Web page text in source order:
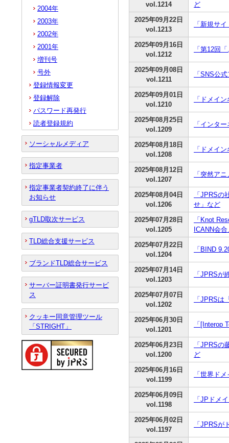
vol.1214
ど
2025年09月22日
vol.1213
「新規サ
2025年09月16日
vol.1212
「第12回
2025年09月08日
vol.1211
「SNS公
2025年09月01日
vol.1210
「ドメイ
2025年08月25日
vol.1209
「インタ
2025年08月18日
vol.1208
「ドメイ
2025年08月12日
vol.1207
「突然ア
2025年08月04日
vol.1206
「JPRS
せ」など
2025年07月28日
vol.1205
「Knot
ICANN会
2025年07月22日
vol.1204
「BIND
2025年07月14日
vol.1203
「JPRSが
2025年07月07日
vol.1202
「JPRSは
2025年06月30日
vol.1201
「[Interop
2025年06月23日
vol.1200
「JPRS
ど
2025年06月16日
vol.1199
「世界ド
2025年06月09日
vol.1198
「JPドメ
2025年06月02日
vol.1197
「JPRSが
2004年
2003年
2002年
2001年
増刊号
号外
登録情報変更
登録解除
パスワード再発行
読者登録規約
ソーシャルメディア
指定事業者
指定事業者契約終了に伴う
お知らせ
gTLD取次サービス
TLD総合支援サービス
ブランドTLD総合サービス
サーバー証明書発行サービ
ス
クッキー同意管理ツール
「STRIGHT」